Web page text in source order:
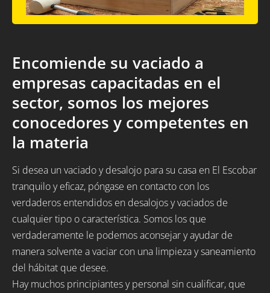
Encomiende su vaciado a
empresas capacitadas en el
sector, somos los mejores
conocedores y competentes en
la materia
Si desea un vaciado y desalojo para su casa en El Escobar
tranquilo y eficaz, póngase en contacto con los
verdaderos entendidos en desalojos y vaciados de
cualquier tipo o característica. Somos los que
verdaderamente le podemos aconsejar y ayudar de
manera solvente a vaciar con una limpieza y saneamiento
del hábitat que desee.
Hay muchos principiantes y personal sin cualificar, que